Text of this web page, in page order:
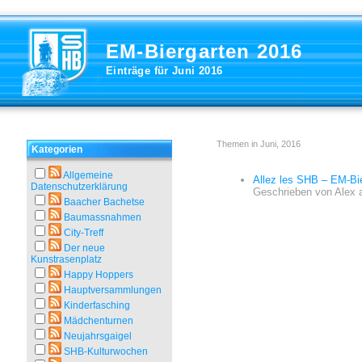
EM-Biergarten 2016
Einträge für Juni 2016
Kategorien
Allgemeine
Datenschutzerklärung
Baacher Bachetse
Baumassnahmen
City-Treff
Der neue
Kunstrasenplatz
Happy Hoppers
Hauptversammlungen
Kinderfasching
Mädchenturnen
Neujahrsgaigel
SHB-Kulturwochen
Themen in Juni, 2016
Allez les SHB – EM-
Geschrieben von Alex